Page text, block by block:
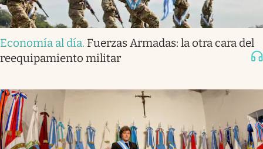
Economía al día. Fuerzas Armadas: la otra cara del
reequipamiento militar